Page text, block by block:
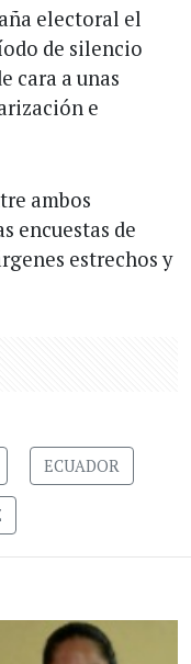
electoral el
de silencio
cara a unas
e
ambos
encuestas de
estrechos y
ECUADOR